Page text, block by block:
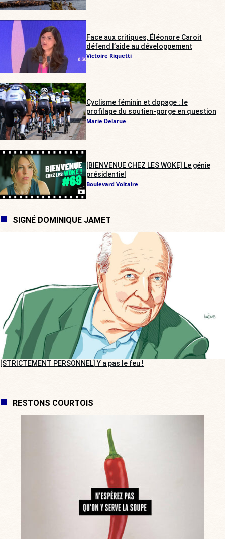
Face aux critiques, Éléonore Caroit
défend l’aide au développement
Victoire Riquetti
Cyclisme féminin et dopage : le
profilage du soutien-gorge en question
Marie Delarue
[BIENVENUE CHEZ LES WOKE] Le génie
présidentiel
Boulevard Voltaire
SIGNÉ DOMINIQUE JAMET
[STRICTEMENT PERSONNEL] Y a pas le feu !
RESTONS COURTOIS